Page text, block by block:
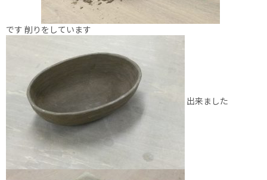
です 削りをしています
出来ました